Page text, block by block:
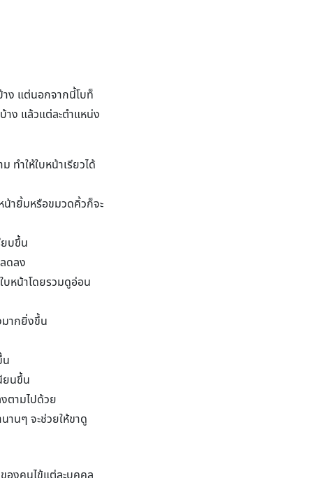
ง แต่นอกจากนี้โบท็
ง แล้วแต่ละตำแหน่ง
ทำให้ใบหน้าเรียวได้
น้ายิ้มหรือขมวดคิ้วก็จะ
บขึ้น
ดลง
หน้าโดยรวมดูอ่อน
มากยิ่งขึ้น
น
ยนขึ้น
ตามไปด้วย
านๆ จะช่วยให้ขาดู